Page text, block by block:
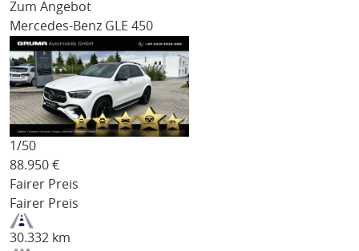
Zum Angebot
Mercedes-Benz GLE 450
1/50
88.950 €
Fairer Preis
Fairer Preis
30.332 km